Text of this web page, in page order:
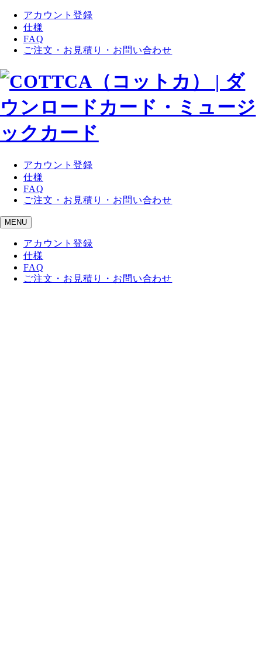
アカウント登録
仕様
FAQ
ご注文・お見積り・お問い合わせ
アカウント登録
仕様
FAQ
ご注文・お見積り・お問い合わせ
MENU
アカウント登録
仕様
FAQ
ご注文・お見積り・お問い合わせ